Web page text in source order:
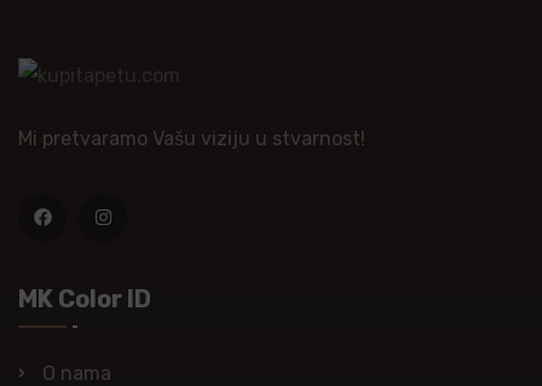
Mi pretvaramo Vašu viziju u stvarnost!
MK Color ID
O nama